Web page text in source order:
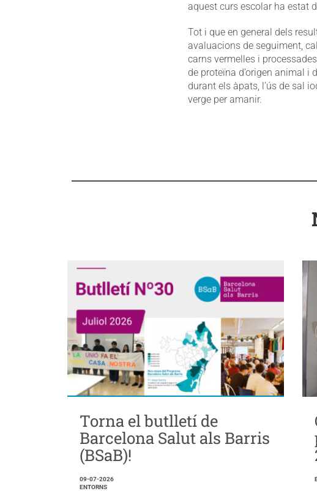
aquest curs escolar ha estat
Tot i que en general dels
avaluacions de seguiment,
carns vermelles i
de proteïna d’origen animal i
durant els àpats, l’ús de sal
verge per amanir.
Torna el butlletí de
Barcelona Salut als Barris
(BSaB)!
09-07-2026
ENTORNS